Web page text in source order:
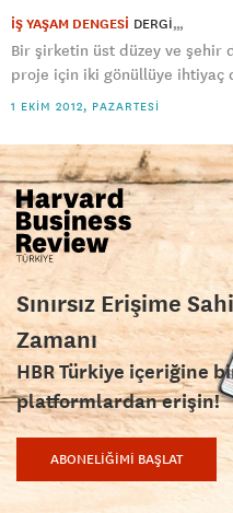
İŞ YAŞAM DENGESİ DERGI
Bir şirketin üst düzey ve şehir
proje için iki gönüllüye ihtiyaç
1 EKIM 2012, PAZARTESI
Sınırsız Erişime
Zamanı
HBR Türkiye içeriğine
platformlardan erişin!
ABONELİĞİMİ BAŞLAT